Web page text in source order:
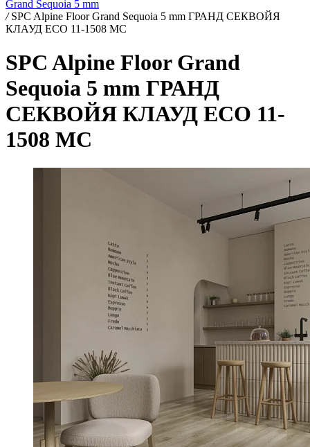
Grand Sequoia 5 mm
/ SPC Alpine Floor Grand Sequoia 5 mm ГРАНД СЕКВОЙЯ
КЛАУД ECO 11-1508 MC
SPC Alpine Floor Grand
Sequoia 5 mm ГРАНД
СЕКВОЙЯ КЛАУД ECO 11-
1508 MC